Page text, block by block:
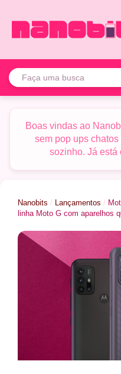
para
Boas vindas ao
sem pop ups
sozinho. Já está
Nanobits / Lançamentos /
linha Moto G com aparelhos